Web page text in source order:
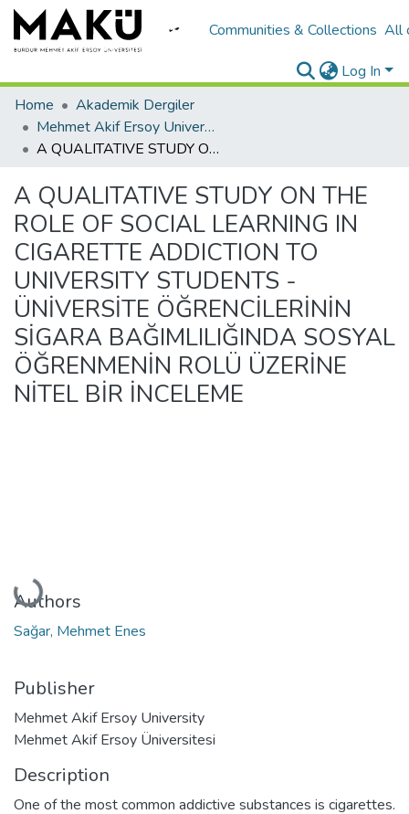
Communities & Collections All
Log In
Home
Akademik Dergiler
Mehmet Akif Ersoy University Journal of Social Sciences Institute
A QUALITATIVE STUDY ON THE ROLE OF SOCIAL LEARNING IN CIGARETTE ADDICTION TO UNIVERSITY STUDENTS - ÜNİVERSİTE ÖĞRENCİLERİNİN SİGARA BAĞIMLILIĞINDA SOSYAL ÖĞRENMENİN ROLÜ ÜZERİNE NİTEL BİR İNCELEME
A QUALITATIVE STUDY ON THE
ROLE OF SOCIAL LEARNING IN
CIGARETTE ADDICTION TO
UNIVERSITY STUDENTS -
ÜNİVERSİTE ÖĞRENCİLERİNİN
SİGARA BAĞIMLILIĞINDA SOSYAL
ÖĞRENMENİN ROLÜ ÜZERİNE
NİTEL BİR İNCELEME
Loading...
Authors
Sağar, Mehmet Enes
Publisher
Mehmet Akif Ersoy University
Mehmet Akif Ersoy Üniversitesi
Description
One of the most common addictive substances is cigarettes.